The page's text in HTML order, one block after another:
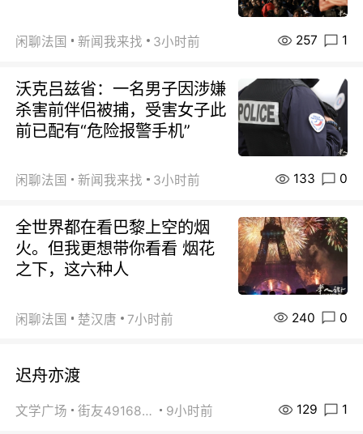
闲聊法国 新闻我来找 3小时前 257 1
沃克吕兹省：一名男子因涉嫌
杀害前伴侣被捕，受害女子此
前已配有“危险报警手机”
闲聊法国 新闻我来找 3小时前 133 0
全世界都在看巴黎上空的烟
火。但我更想带你看看 烟花
之下，这六种人
闲聊法国 楚汉唐 7小时前 240 0
迟舟亦渡
文学广场 街友49168527 9小时前 129 1